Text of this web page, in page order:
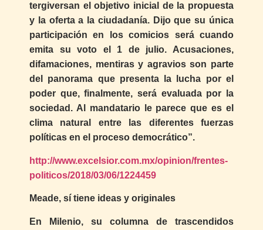
tergiversan el objetivo inicial de la propuesta
y la oferta a la ciudadanía. Dijo que su única
participación en los comicios será cuando
emita su voto el 1 de julio. Acusaciones,
difamaciones, mentiras y agravios son parte
del panorama que presenta la lucha por el
poder que, finalmente, será evaluada por la
sociedad. Al mandatario le parece que es el
clima natural entre las diferentes fuerzas
políticas en el proceso democrático”.
http://www.excelsior.com.mx/opinion/frentes-
politicos/2018/03/06/1224459
Meade, sí tiene ideas y originales
En Milenio, su columna de trascendidos